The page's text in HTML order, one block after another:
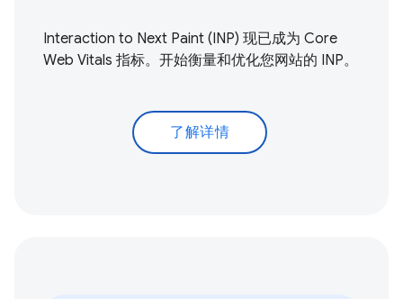
Interaction to Next Paint (INP) 现已成为 Core
Web Vitals 指标。 开始衡量和优化您网站的 INP。
了解详情